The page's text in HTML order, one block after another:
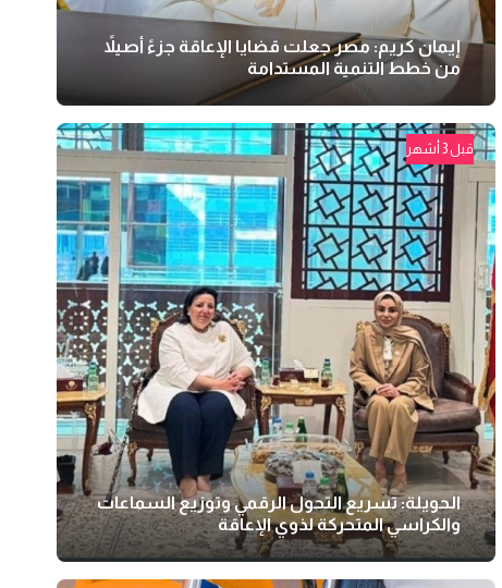
إيمان كريم: مصر جعلت قضايا الإعاقة جزءً أصيلاً
من خطط التنمية المستدامة
قبل 3 أشهر
الحويلة: تسريع التحول الرقمي وتوزيع السماعات
والكراسي المتحركة لذوي الإعاقة